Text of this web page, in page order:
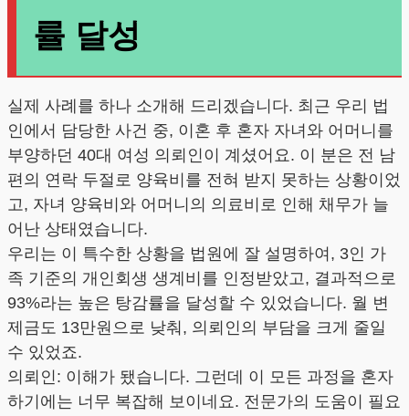
률 달성
실제 사례를 하나 소개해 드리겠습니다. 최근 우리 법
인에서 담당한 사건 중, 이혼 후 혼자 자녀와 어머니를
부양하던 40대 여성 의뢰인이 계셨어요. 이 분은 전 남
편의 연락 두절로 양육비를 전혀 받지 못하는 상황이었
고, 자녀 양육비와 어머니의 의료비로 인해 채무가 늘
어난 상태였습니다.
우리는 이 특수한 상황을 법원에 잘 설명하여, 3인 가
족 기준의 개인회생 생계비를 인정받았고, 결과적으로
93%라는 높은 탕감률을 달성할 수 있었습니다. 월 변
제금도 13만원으로 낮춰, 의뢰인의 부담을 크게 줄일
수 있었죠.
의뢰인: 이해가 됐습니다. 그런데 이 모든 과정을 혼자
하기에는 너무 복잡해 보이네요. 전문가의 도움이 필요